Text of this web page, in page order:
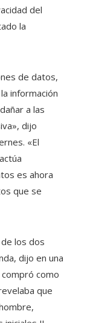
del
la
de datos,
información
a las
dijo
«El
es ahora
que se
los dos
dijo en una
como
que